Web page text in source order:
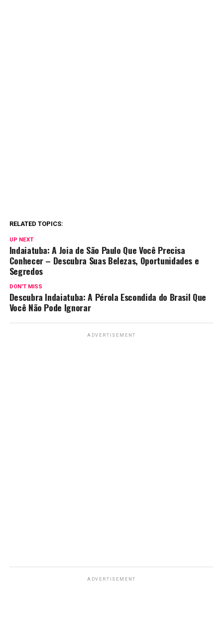
RELATED TOPICS:
UP NEXT
Indaiatuba: A Joia de São Paulo Que Você Precisa
Conhecer – Descubra Suas Belezas, Oportunidades e
Segredos
DON'T MISS
Descubra Indaiatuba: A Pérola Escondida do Brasil Que
Você Não Pode Ignorar
ADVERTISEMENT
ADVERTISEMENT